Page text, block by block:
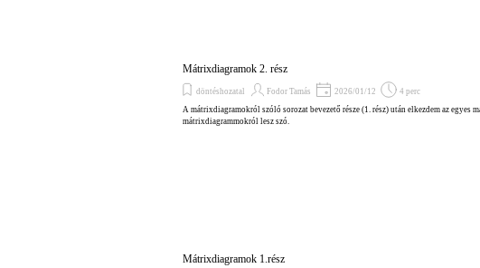
Mátrixdiagramok 2. rész
döntéshozatal Fodor Tamás 2026/01/12
4 perc
A mátrixdiagramokról szóló sorozat bevezető része (1. rész) után elkezdem az
mátrixdiagrammokról lesz szó.
Mátrixdiagramok 1.rész